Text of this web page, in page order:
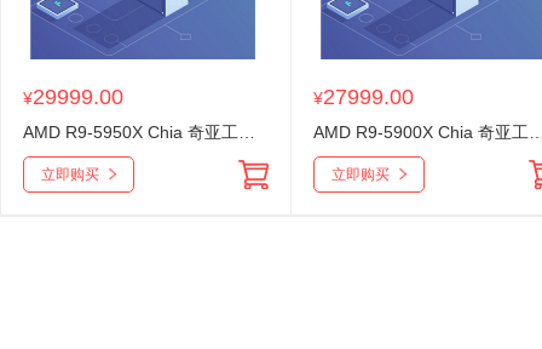
¥29999.00
立即购买
¥27999.00
立即购买